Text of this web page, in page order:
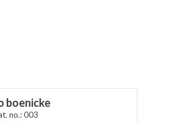
boenicke
no.: 003